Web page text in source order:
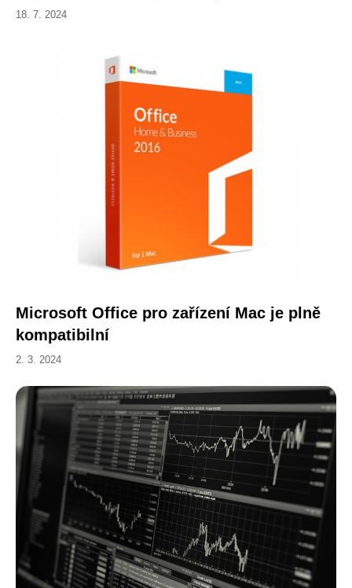
18. 7. 2024
Microsoft Office pro zařízení Mac je plně
kompatibilní
2. 3. 2024